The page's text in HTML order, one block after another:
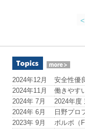
<
2024年12月
安全性優
2024年11月
働きやす
2024年 7月
2024年度
2024年 6月
日野プロ
2023年 9月
ボルボ（